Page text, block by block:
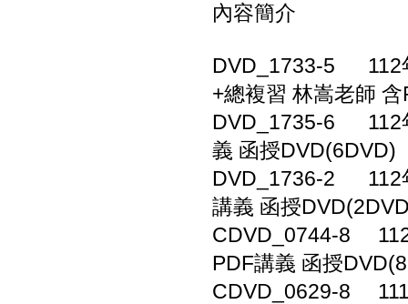
內容簡介
DVD_1733-5 112
+總複習 林嵩老師
DVD_1735-6 112
義 函授DVD(6DVD)
DVD_1736-2 112
講義 函授
CDVD_0744-8 112
PDF講義 函授
CDVD_0629-8 111